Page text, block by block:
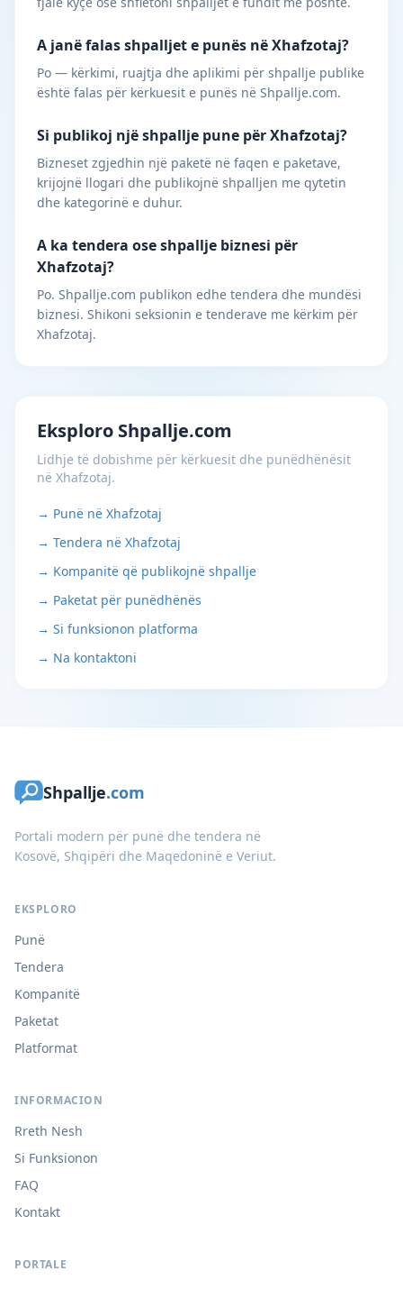
A janë falas shpalljet e punës në Xhafzotaj?
Po — kërkimi, ruajtja dhe aplikimi për shpallje publike
është falas për kërkuesit e punës në Shpallje.com.
Si publikoj një shpallje pune për Xhafzotaj?
Bizneset zgjedhin një paketë në faqen e paketave,
krijojnë llogari dhe publikojnë shpalljen me qytetin
dhe kategorinë e duhur.
A ka tendera ose shpallje biznesi për
Xhafzotaj?
Po. Shpallje.com publikon edhe tendera dhe mundësi
biznesi. Shikoni seksionin e tenderave me kërkim për
Xhafzotaj.
Eksploro Shpallje.com
Lidhje të dobishme për kërkuesit dhe punëdhënësit
në Xhafzotaj.
→ Punë në Xhafzotaj
→ Tendera në Xhafzotaj
→ Kompanitë që publikojnë shpallje
→ Paketat për punëdhënës
→ Si funksionon platforma
→ Na kontaktoni
Shpallje.com
Portali modern për punë dhe tendera në
Kosovë, Shqipëri dhe Maqedoninë e Veriut.
EKSPLORO
Punë
Tendera
Kompanitë
Paketat
Platformat
INFORMACION
Rreth Nesh
Si Funksionon
FAQ
Kontakt
PORTALE